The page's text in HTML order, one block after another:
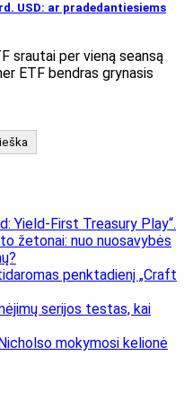
USD: ar pradedantiesiems
srautai per vieną seansą
ETF bendras grynasis
Yield-First Treasury Play“.
žetonai: nuo nuosavybės
penktadienį „Craft
serijos testas, kai
mokymosi kelionė